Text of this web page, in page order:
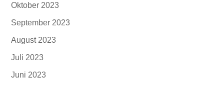
Oktober 2023
September 2023
August 2023
Juli 2023
Juni 2023